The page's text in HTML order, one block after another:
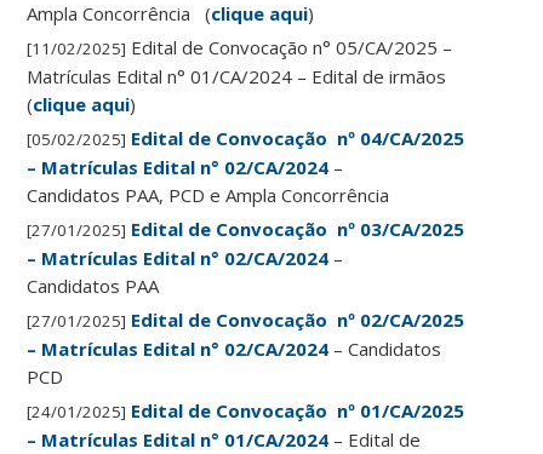
Ampla Concorrência (clique aqui)
[11/02/2025] Edital de Convocação n° 05/CA/2025 –
Matrículas Edital n° 01/CA/2024 – Edital de irmãos
(clique aqui)
[05/02/2025] Edital de Convocação nº 04/CA/2025
– Matrículas Edital n° 02/CA/2024 –
Candidatos PAA, PCD e Ampla Concorrência
[27/01/2025] Edital de Convocação nº 03/CA/2025
– Matrículas Edital n° 02/CA/2024 –
Candidatos PAA
[27/01/2025] Edital de Convocação nº 02/CA/2025
– Matrículas Edital n° 02/CA/2024 – Candidatos
PCD
[24/01/2025] Edital de Convocação nº 01/CA/2025
– Matrículas Edital n° 01/CA/2024 – Edital de